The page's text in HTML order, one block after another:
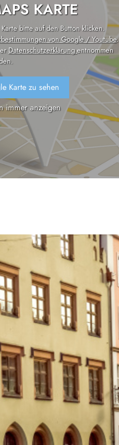
KARTE
bitte auf den Button klicken.
von Google / Youtube.
Datenschutzerklärungentnommen
Karte zu sehen
immer anzeigen